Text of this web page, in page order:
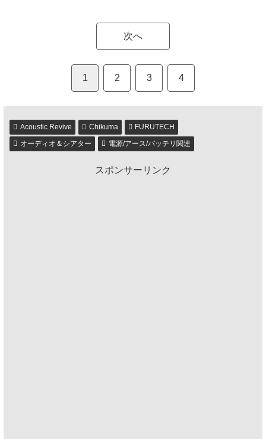
次へ
1 2 3 4
Acoustic Revive Chikuma
FURUTECH
オーディオ＆シアター
電源/アース/バッテリ関連
スポンサーリンク